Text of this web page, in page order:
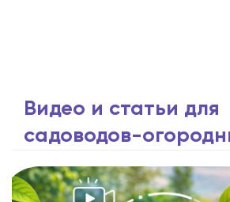
Видео и статьи для
садоводов-